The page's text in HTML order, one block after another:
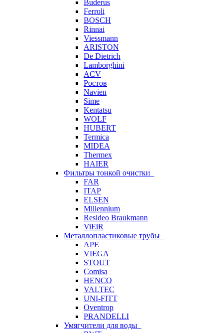
Buderus
Ferroli
BOSCH
Rinnai
Viessmann
ARISTON
De Dietrich
Lamborghini
ACV
Ростов
Navien
Sime
Kentatsu
WOLF
HUBERT
Termica
MIDEA
Thermex
HAIER
Фильтры тонкой очистки
FAR
ITAP
ELSEN
Millennium
Resideo Braukmann
ViEiR
Металлопластиковые трубы
APE
VIEGA
STOUT
Comisa
HENCO
VALTEC
UNI-FITT
Oventrop
PRANDELLI
Умягчители для воды